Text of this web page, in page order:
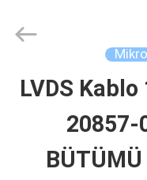
EVDE
ÜRÜN
Media
LVDS
20857-